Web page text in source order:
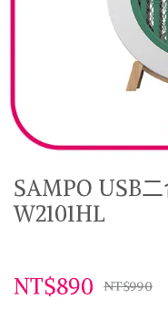
SAMPO USB
W2101HL
NT$890 NT$990